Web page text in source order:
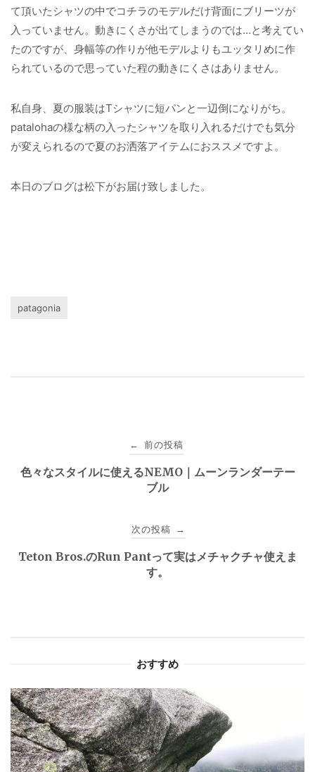
て頂いたシャツの中でコチラのモデルだけ背面にブリーツが
入っていません。動きにくさが出てしまうのでは…と考えてい
たのですが、身幅等の作りが他モデルよりもユッタリめに作
られているので思っていた程の動きにくさはありません。
私自身、夏の服装はTシャツに短パンと一辺倒になりがち。
patalohaの様な柄の入ったシャツを取り入れるだけでも気分
が変えられるので夏のお洒落アイテムにおススメですよ。
本日のブログは松下がお届け致しました。
patagonia
稿
ゲ
← 前の投稿
色々なスタイルに使えるNEMO｜ムーンランダーテー
ブル
次の投稿 →
Teton Bros.のRun Pantって実はメチャクチャ使えま
す。
おすすめ